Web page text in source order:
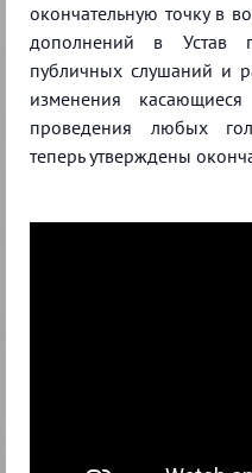
окончательную точку в
дополнений в Устав
публичных слушаний и
изменения
проведения любых
теперь утверждены